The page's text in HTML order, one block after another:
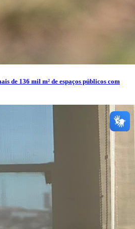
de 136 mil m² de espaços públicos com